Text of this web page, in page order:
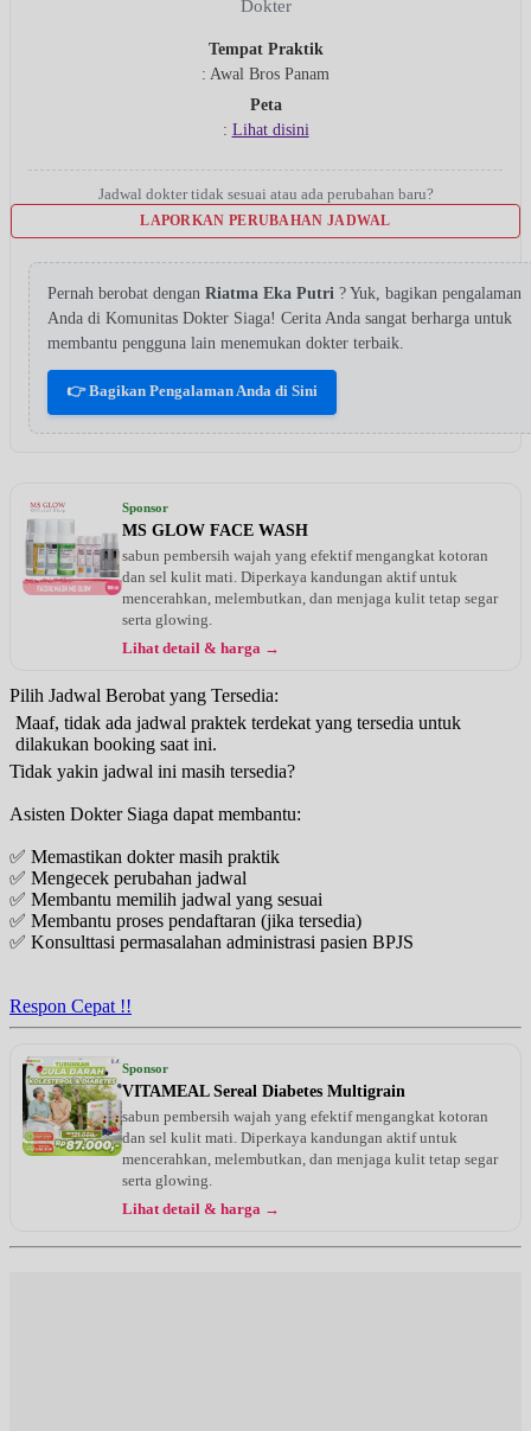
Dokter
Tempat Praktik
: Awal Bros Panam
Peta
: Lihat disini
Jadwal dokter tidak sesuai atau ada perubahan baru?
LAPORKAN PERUBAHAN JADWAL
Pernah berobat dengan Riatma Eka Putri ? Yuk, bagikan pengalaman
Anda di Komunitas Dokter Siaga! Cerita Anda sangat berharga untuk
membantu pengguna lain menemukan dokter terbaik.
👉 Bagikan Pengalaman Anda di Sini
Sponsor
MS GLOW FACE WASH
sabun pembersih wajah yang efektif mengangkat kotoran
dan sel kulit mati. Diperkaya kandungan aktif untuk
mencerahkan, melembutkan, dan menjaga kulit tetap segar
serta glowing.
Lihat detail & harga →
Pilih Jadwal Berobat yang Tersedia:
Maaf, tidak ada jadwal praktek terdekat yang tersedia untuk
dilakukan booking saat ini.
Tidak yakin jadwal ini masih tersedia?
Asisten Dokter Siaga dapat membantu:
✅ Memastikan dokter masih praktik
✅ Mengecek perubahan jadwal
✅ Membantu memilih jadwal yang sesuai
✅ Membantu proses pendaftaran (jika tersedia)
✅ Konsulttasi permasalahan administrasi pasien BPJS
Respon Cepat !!
Sponsor
VITAMEAL Sereal Diabetes Multigrain
sabun pembersih wajah yang efektif mengangkat kotoran
dan sel kulit mati. Diperkaya kandungan aktif untuk
mencerahkan, melembutkan, dan menjaga kulit tetap segar
serta glowing.
Lihat detail & harga →